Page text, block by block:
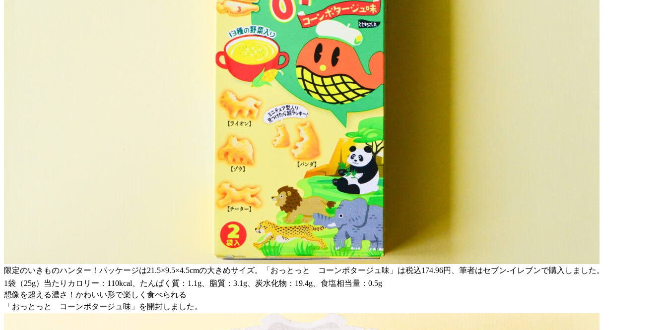
限定のいきものハンター！パッケージは21.5×9.5×4.5cmの大きめサイズ。「おっとっと コーンポタージュ味」は税込174.96円、筆者はセブン-イレブンで購入しました。
1袋（25g）当たりカロリー：110kcal、たんぱく質：1.1g、脂質：3.1g、炭水化物：19.4g、食塩相当量：0.5g
想像を超える濃さ！かわいい形で楽しく食べられる
「おっとっと コーンポタージュ味」を開封しました。